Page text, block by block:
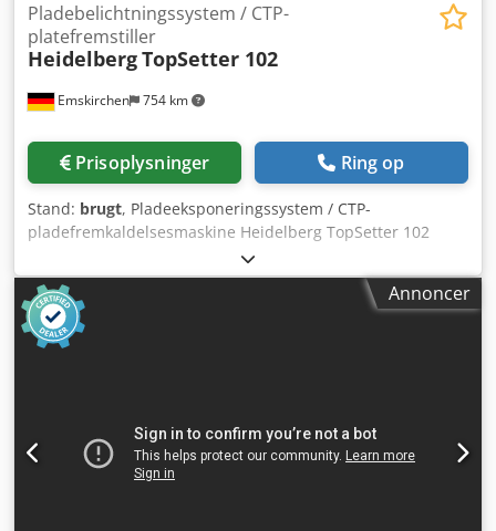
Emskirchen 754 km
Pladebelichtningssystem / CTP-
platefremstiller
HeidelbergTopSetter 102
Prisoplysninger Ring op
Stand: brugt, Pladeeksponeringssystem / CTP-
pladefremkaldelsesmaskine Heidelberg TopSetter 102
Serienummer 2310 Årstal 2001 Chjdpfxozgfvhj Acmja
Online-videoinspektion via WhatsApp – MS Zoom –
Telegram På lager i Emskirchen/Nürnberg – tilgængelig
med det samme – kan afprøves.
Annoncer